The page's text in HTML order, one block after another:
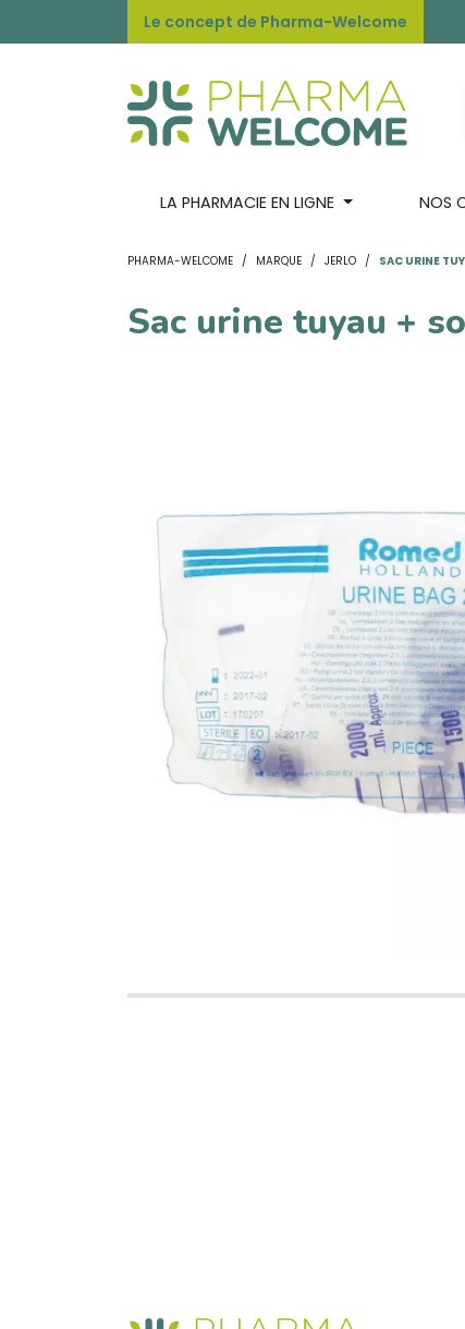
Le concept de Pharma-Welcome
LA PHARMACIE EN LIGNE NOS
PHARMA-WELCOME MARQUE JERLO SAC URINE
Sac urine tuyau +